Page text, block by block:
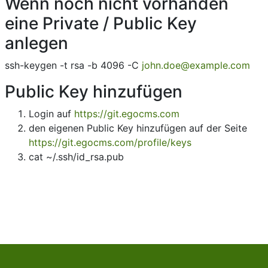
eine Private / Public Key
anlegen
ssh-keygen -t rsa -b 4096 -C john.doe@example.com
Public Key hinzufügen
Login auf https://git.egocms.com
den eigenen Public Key hinzufügen auf der Seite
https://git.egocms.com/profile/keys
cat ~/.ssh/id_rsa.pub